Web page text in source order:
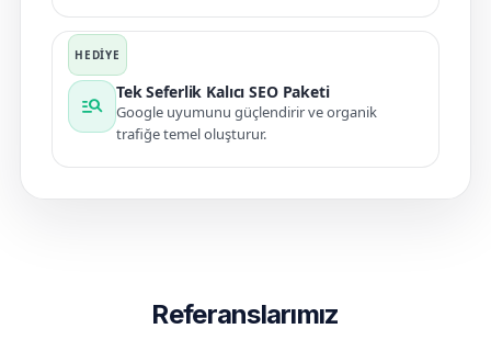
manage_search
Tek Seferlik Kalıcı SEO Paketi
Google uyumunu güçlendirir ve organik
trafiğe temel oluşturur.
Referanslarımız